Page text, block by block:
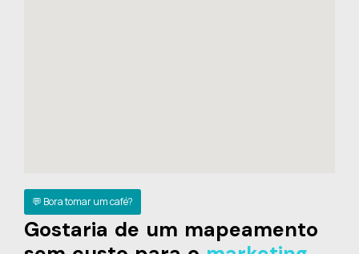
💬 Bora tomar um café?
Gostaria de um mapeamento